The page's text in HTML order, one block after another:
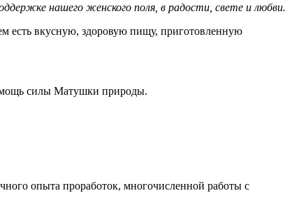
нашего женского поля, в радости, свете и любви.
есть вкусную, здоровую пищу, приготовленную
силы Матушки природы.
опыта проработок, многочисленной работы с